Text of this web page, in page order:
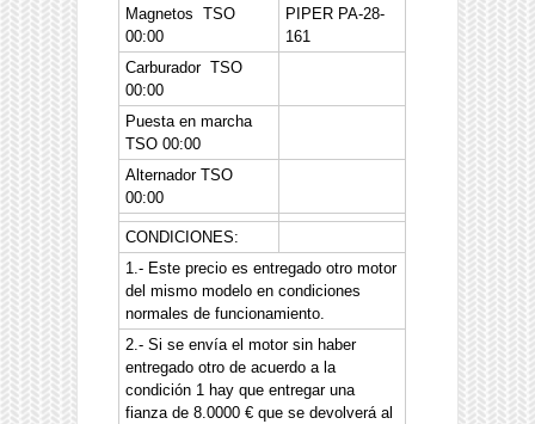
Magnetos TSO
00:00
PIPER PA-28-
161
Carburador TSO
00:00
Puesta en marcha
TSO 00:00
Alternador TSO
00:00
CONDICIONES:
1.- Este precio es entregado otro motor
del mismo modelo en condiciones
normales de funcionamiento.
2.- Si se envía el motor sin haber
entregado otro de acuerdo a la
condición 1 hay que entregar una
fianza de 8.0000 € que se devolverá al